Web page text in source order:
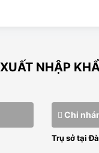
NHẬP
Chi
Trụ sở tại